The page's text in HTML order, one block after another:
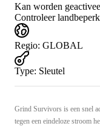
Kan worden
Controleer
Regio: GLOBAL
Type: Sleutel
Grind Survivors is een snel
tegen een eindeloze stroom